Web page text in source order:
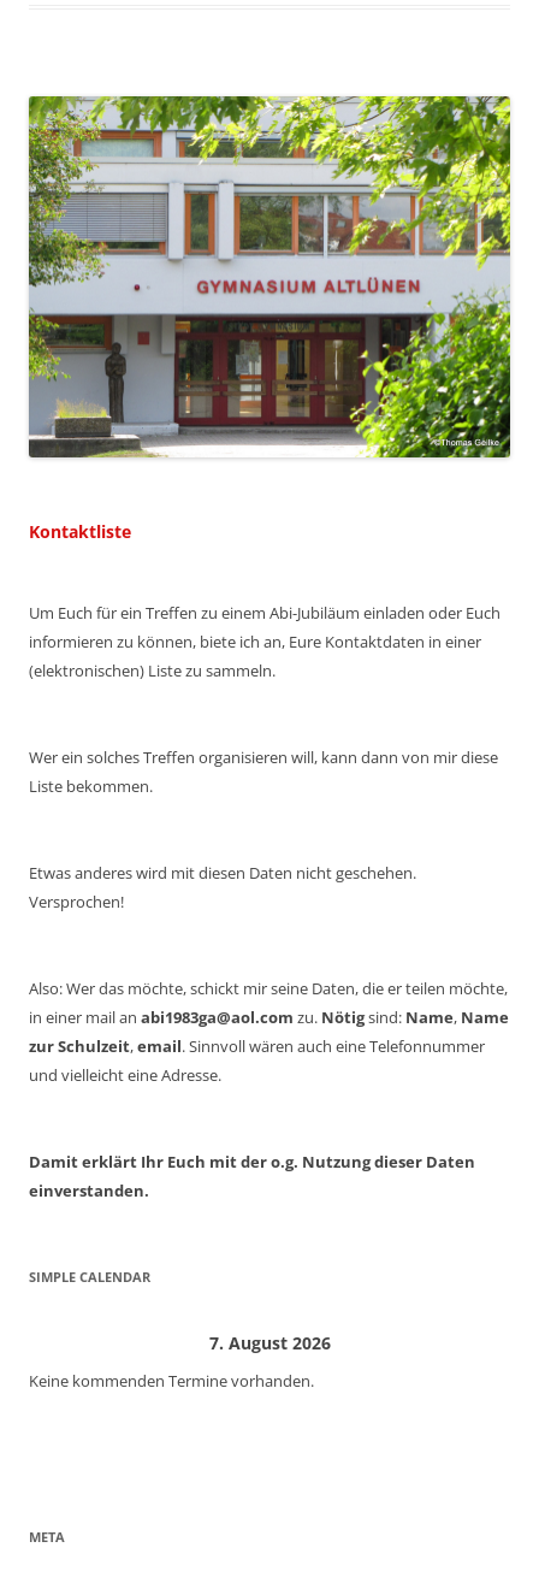
Kontaktliste
Um Euch für ein Treffen zu einem Abi-Jubiläum einladen oder Euch
informieren zu können, biete ich an, Eure Kontaktdaten in einer
(elektronischen) Liste zu sammeln.
Wer ein solches Treffen organisieren will, kann dann von mir diese
Liste bekommen.
Etwas anderes wird mit diesen Daten nicht geschehen.
Versprochen!
Also: Wer das möchte, schickt mir seine Daten, die er teilen möchte,
in einer mail an abi1983ga@aol.com zu. Nötigsind: Name, Name
zur Schulzeit,email. Sinnvoll wären auch eine Telefonnummer
und vielleicht eine Adresse.
Damit erklärt Ihr Euch mit der o.g. Nutzung dieser Daten
einverstanden.
SIMPLE CALENDAR
7. August 2026
Keine kommenden Termine vorhanden.
META